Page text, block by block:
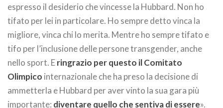
espresso il desiderio che vincesse la Hubbard. Non ho
tifato per lei in particolare. Ho sempre detto vinca la
migliore, vinca chi lo merita. Mentre ho sempre tifato e
tifo per l’inclusione delle persone transgender, anche
nello sport. Eringrazio per questo il Comitato
Olimpico internazionale che ha preso la decisione di
ammetterla e Hubbard per aver vinto la sua gara più
importante: diventare quello che sentiva di essere».